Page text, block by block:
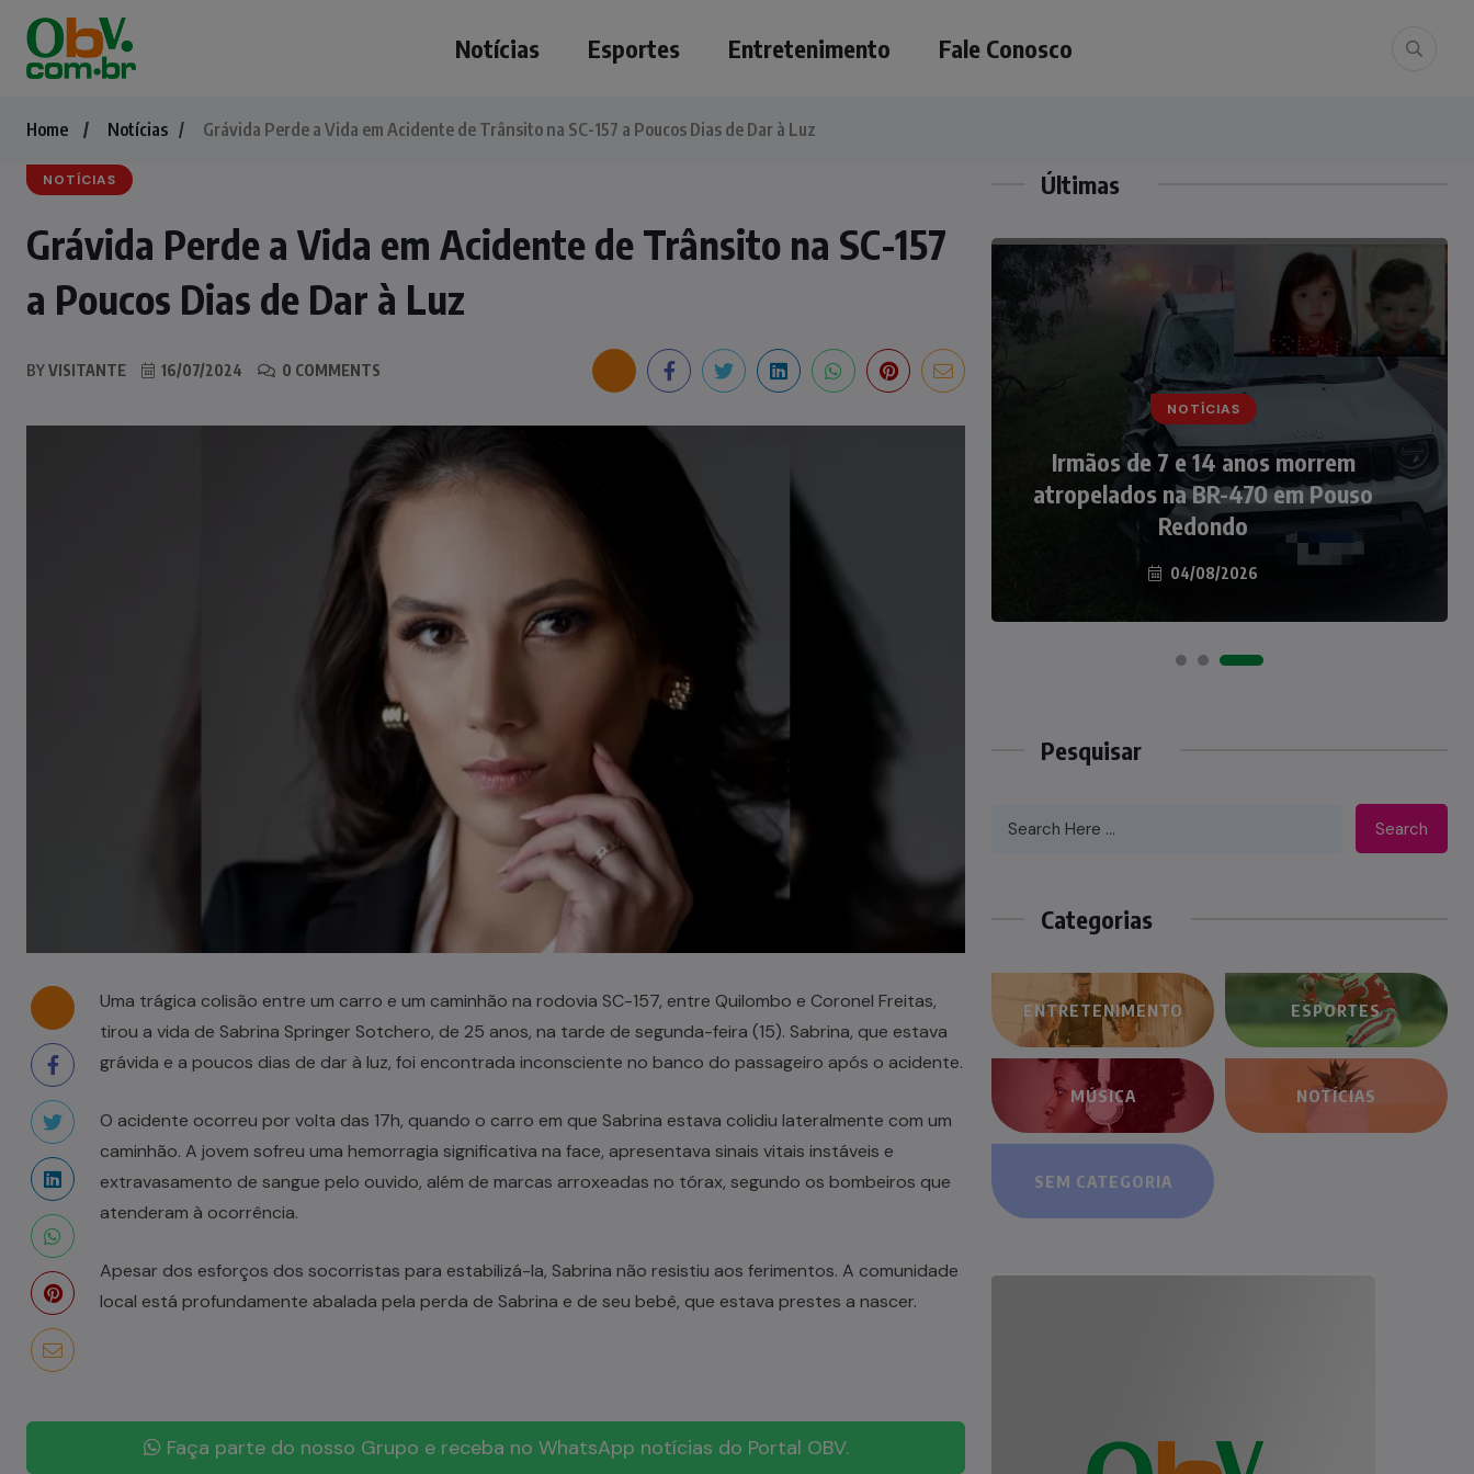
Notícias Esportes Entretenimento Fale Conosco
Home Notícias Grávida Perde a Vida em Acidente de Trânsito na SC-157 a Poucos Dias de Dar à Luz
NOTÍCIAS
Grávida Perde a Vida em Acidente de Trânsito na SC-157
a Poucos Dias de Dar à Luz
BYVISITANTE 16/07/2024 0 COMMENTS
Uma trágica colisão entre um carro e um caminhão na rodovia SC-157, entre Quilombo e Coronel Freitas,
tirou a vida de Sabrina Springer Sotchero, de 25 anos, na tarde de segunda-feira (15). Sabrina, que estava
grávida e a poucos dias de dar à luz, foi encontrada inconsciente no banco do passageiro após o acidente.
O acidente ocorreu por volta das 17h, quando o carro em que Sabrina estava colidiu lateralmente com um
caminhão. A jovem sofreu uma hemorragia significativa na face, apresentava sinais vitais instáveis e
extravasamento de sangue pelo ouvido, além de marcas arroxeadas no tórax, segundo os bombeiros que
atenderam à ocorrência.
Apesar dos esforços dos socorristas para estabilizá-la, Sabrina não resistiu aos ferimentos. A comunidade
local está profundamente abalada pela perda de Sabrina e de seu bebê, que estava prestes a nascer.
Faça parte do nosso Grupo e receba no WhatsApp notícias do Portal OBV.
Últimas
Casal de idosos fica ferido após
veículo capotar em Pouso Redondo
07/08/2026
NOTÍCIAS
Irmãos de 7 e 14 anos morrem
atropelados na BR-470 em Pouso
Redondo
04/08/2026
NOTÍCIAS
Nádia Menegazzi leva o nome de
Taió ao palco do Programa Silvio
Santos
07/08/2026
Pesquisar
Search
Categorias
ENTRETENIMENTO ESPORTES
MÚSICA NOTÍCIAS
SEM CATEGORIA